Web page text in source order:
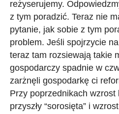
reżyserujemy.
z tym poradzić. Teraz nie
pytanie, jak sobie z tym
problem. Jeśli spojrzycie
teraz tam rozsiewają takie
gospodarczy spadnie w
zarżnęli gospodarkę ci
Przy poprzednikach wzrost
przyszły “sorosięta” i